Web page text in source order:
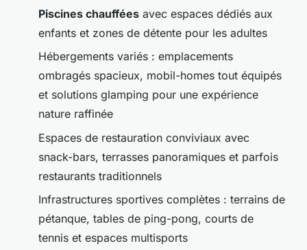
Piscines chauffées avec espaces dédiés aux
enfants et zones de détente pour les adultes
Hébergements variés : emplacements
ombragés spacieux, mobil-homes tout équipés
et solutions glamping pour une expérience
nature raffinée
Espaces de restauration conviviaux avec
snack-bars, terrasses panoramiques et parfois
restaurants traditionnels
Infrastructures sportives complètes : terrains de
pétanque, tables de ping-pong, courts de
tennis et espaces multisports